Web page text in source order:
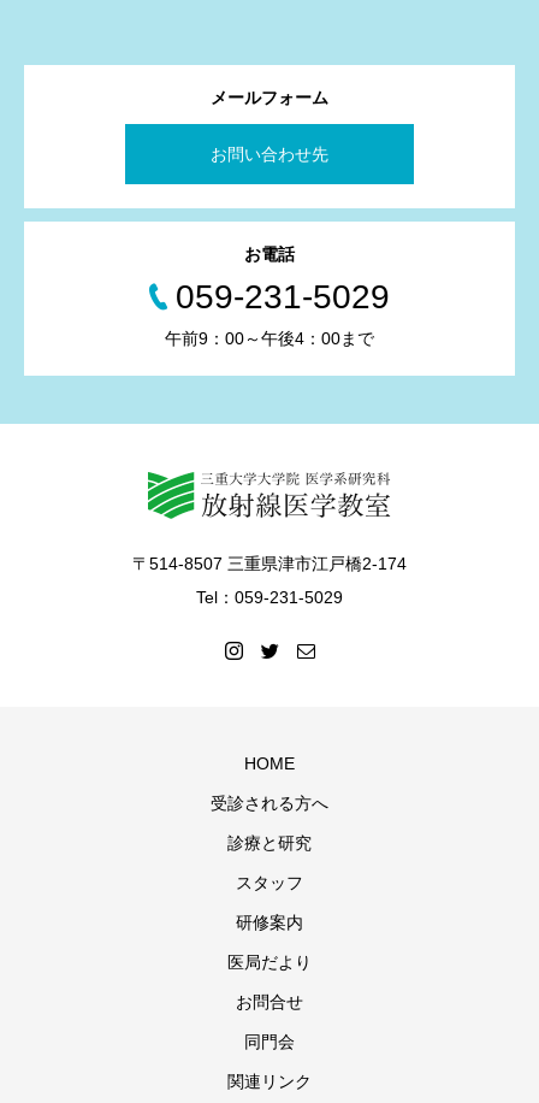
メールフォーム
お問い合わせ先
お電話
059-231-5029
午前9：00～午後4：00まで
〒514-8507 三重県津市江戸橋2-174
Tel：059-231-5029
HOME
受診される方へ
診療と研究
スタッフ
研修案内
医局だより
お問合せ
同門会
関連リンク